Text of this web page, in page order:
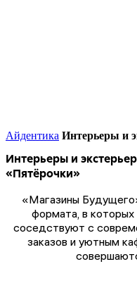
Айдентика Интерьеры и
Интерьеры и
«Пятёрочки»
«Магазины
формата, в
соседствуют с
заказов и уютным